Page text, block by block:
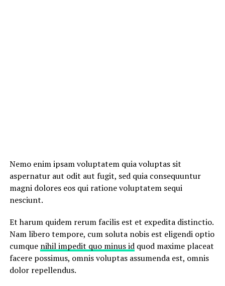
Nemo enim ipsam voluptatem quia voluptas sit
aspernatur aut odit aut fugit, sed quia consequuntur
magni dolores eos qui ratione voluptatem sequi
nesciunt.
Et harum quidem rerum facilis est et expedita distinctio.
Nam libero tempore, cum soluta nobis est eligendi optio
cumque nihil impedit quo minus idquod maxime placeat
facere possimus, omnis voluptas assumenda est, omnis
dolor repellendus.